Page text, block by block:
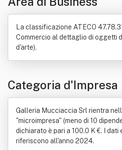
La classificazione ATECO
Commercio al dettaglio di oggetti
d'arte).
Categoria d'Impresa
Galleria Mucciaccia Srl rientra
"microimpresa" (meno di 10
dichiarato è pari a 100.0 K €. I dati
riferiscono all'anno 2024.